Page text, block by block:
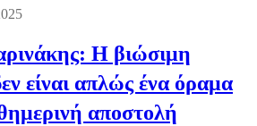
Η βιώσιμη
είναι απλώς ένα όραμα
αποστολή